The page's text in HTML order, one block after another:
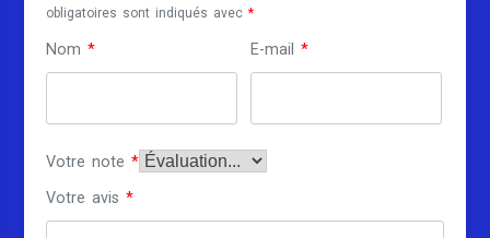
obligatoires sont indiqués avec*
Nom* E-mail*
Votre note*
Votre avis*